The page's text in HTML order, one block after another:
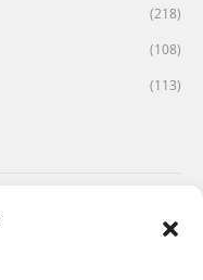
(218)
(108)
(113)